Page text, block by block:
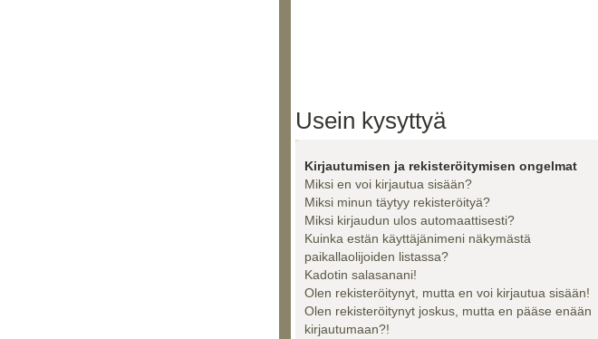
Usein kysyttyä
Kirjautumisen ja rekisteröitymisen ongelmat
Miksi en voi kirjautua sisään?
Miksi minun täytyy rekisteröityä?
Miksi kirjaudun ulos automaattisesti?
Kuinka estän käyttäjänimeni näkymästä
paikallaolijoiden listassa?
Kadotin salasanani!
Olen rekisteröitynyt, mutta en voi kirjautua sisään!
Olen rekisteröitynyt joskus, mutta en pääse enään
kirjautumaan?!